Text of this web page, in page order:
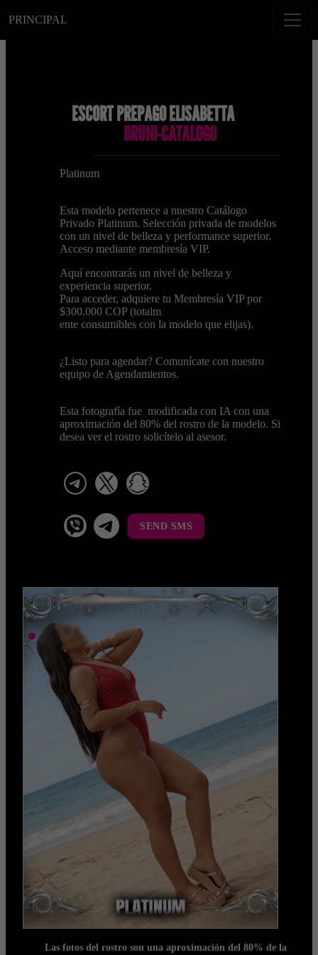
PRINCIPAL
ESCORT PREPAGO ELISABETTA
BRUNI-CATALOGO
Platinum
Esta modelo pertenece a nuestro Catálogo
Privado Platinum. Selección privada de modelos
con un nivel de belleza y performance superior.
Acceso mediante membresía VIP.
Aquí encontrarás un nivel de belleza y
experiencia superior.
Para acceder, adquiere tu Membresía VIP por
$300.000 COP (totalm
ente consumibles con la modelo que elijas).
¿Listo para agendar? Comunícate con nuestro
equipo de Agendamientos.
Esta fotografía fue modificada con IA con una
aproximación del 80% del rostro de la modelo. Si
desea ver el rostro solicítelo al asesor.
telegram
viber Telegram La Celestina
SEND SMS
Las fotos del rostro son una aproximación del 80% de la